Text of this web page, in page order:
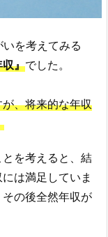
を考えてみる
収』でした。
、将来的な年収
を考えると、結
は満足していま
の後全然年収が